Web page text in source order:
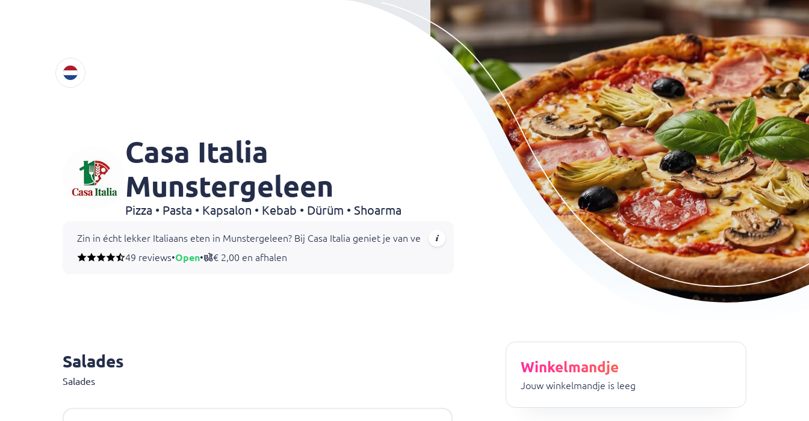
Casa Italia
Munstergeleen
Pizza • Pasta • Kapsalon • Kebab • Dürüm • Shoarma
Zin in écht lekker Italiaans eten in Munstergeleen? Bij Casa Italia geniet je van vers bereide pizza’s, pasta’s en grillgerechten met authentieke smaken.
Van rijk belegde pizza’s tot lasagne, kapsalon en shoarma: er is voor ieder wat wils op de uitgebreide menukaart.
49 reviews•Open• € 2,00 en afhalen
Salades
Salades
Winkelmandje
Jouw winkelmandje is leeg